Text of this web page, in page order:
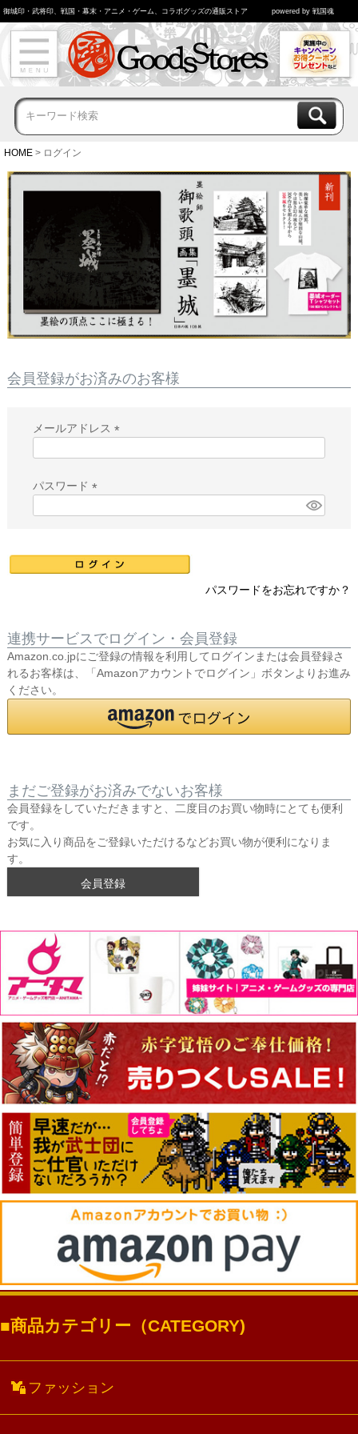
御城印・武将印、戦国・幕末・アニメ・ゲーム、コラボグッズの通販ストア powered by 戦国魂
HOME ログイン
会員登録がお済みのお客様
メールアドレス
)
パスワード
)
パスワードをお忘れですか？
連携サービスでログイン・会員登録
Amazon.co.jpにご登録の情報を利用してログインまたは会員登録さ
れるお客様は、「Amazonアカウントでログイン」ボタンよりお進み
ください。
まだご登録がお済みでないお客様
会員登録をしていただきますと、二度目のお買い物時にとても便利
です。
お気に入り商品をご登録いただけるなどお買い物が便利になりま
す。
会員登録
商品カテゴリー（CATEGORY)
ファッション